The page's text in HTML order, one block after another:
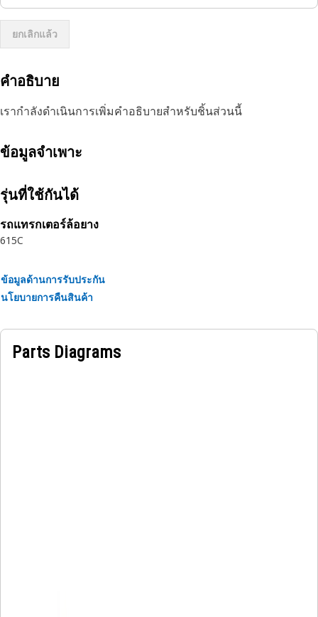
ยกเลิกแล้ว
คำอธิบาย
เรากำลังดำเนินการเพิ่มคำอธิบายสำหรับชิ้นส่วนนี้
ข้อมูลจำเพาะ
รุ่นที่ใช้กันได้
รถแทรกเตอร์ล้อยาง
615C
ข้อมูลด้านการรับประกัน
นโยบายการคืนสินค้า
Parts Diagrams